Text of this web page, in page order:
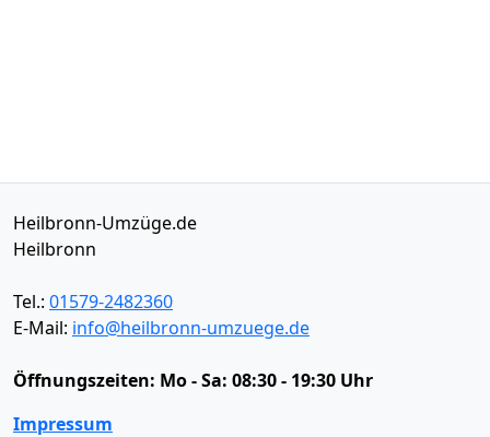
Heilbronn-Umzüge.de
Heilbronn
Tel.: 01579-2482360
E-Mail: info@heilbronn-umzuege.de
Öffnungszeiten: Mo - Sa: 08:30 - 19:30 Uhr
Impressum